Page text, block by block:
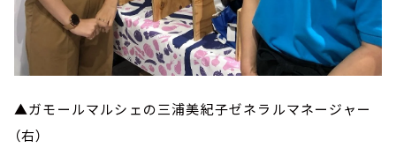
▲ガモールマルシェの三浦美紀子ゼネラルマネージャー
（右）